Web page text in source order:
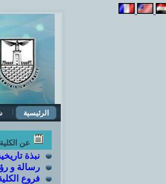
الرئيسية
عن الكلية
نبذة
رسالة و
فروع